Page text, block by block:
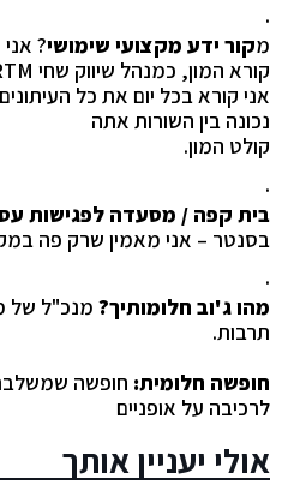
·
מקור ידע מקצועי שימושי? אני
קורא המון, כמנהל שיווק שחי
אני קורא בכל יום את כל
נכונה בין השורות אתה
קולט המון.
·
בית קפה / מסעדה לפגישות
בסנטר – אני מאמין שרק פה
·
מהו ג'וב חלומותיך? מנכ"ל של
תרבות.
חופשה חלומית: חופשה
לרכיבה על אופניים
אולי יעניין אותך